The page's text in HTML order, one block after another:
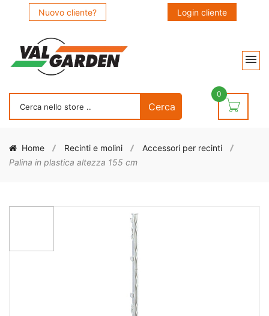
Nuovo cliente? Login cliente
0
Home Recinti e molini
Accessori per recinti
Palina in plastica altezza 155 cm